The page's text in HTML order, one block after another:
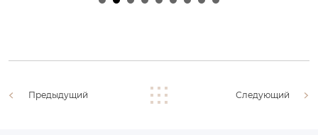
Предыдущий Следующий